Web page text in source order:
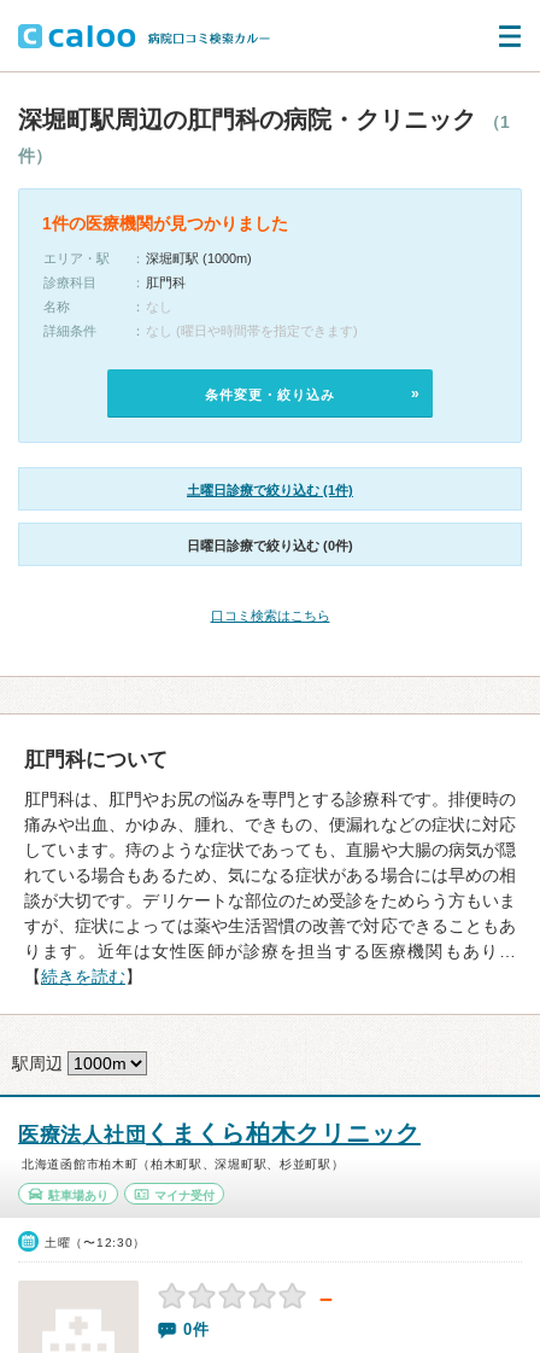
深堀町駅周辺の肛門科の病院・クリニック
（1
件）
1件の医療機関が見つかりました
エリア・駅
深堀町駅 (1000m)
診療科目
肛門科
名称
なし
詳細条件
なし (曜日や時間帯を指定できます)
条件変更・絞り込み
土曜日診療で絞り込む (1件)
日曜日診療で絞り込む (0件)
口コミ検索はこちら
肛門科について
肛門科は、肛門やお尻の悩みを専門とする診療科です。排便時の
痛みや出血、かゆみ、腫れ、できもの、便漏れなどの症状に対応
しています。痔のような症状であっても、直腸や大腸の病気が隠
れている場合もあるため、気になる症状がある場合には早めの相
談が大切です。デリケートな部位のため受診をためらう方もいま
すが、症状によっては薬や生活習慣の改善で対応できることもあ
ります。近年は女性医師が診療を担当する医療機関もあり…
【続きを読む】
駅周辺
医療法人社団 くまくら柏木クリニック
北海道函館市柏木町（柏木町駅、深堀町駅、杉並町駅）
駐車場あり マイナ受付
土曜（〜12:30）
－
0件